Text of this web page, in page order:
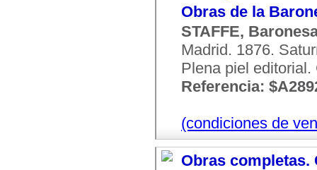
Obras de la
STAFFE,
Madrid. 1876.
Plena piel editorial.
Referencia:
(condiciones de
Obras completas.